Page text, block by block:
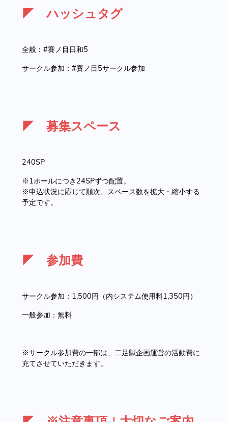
◤ ハッシュタグ
全般：#賽ノ目日和5
サークル参加：#賽ノ目5サークル参加
◤ 募集スペース
240SP
※1ホールにつき24SPずつ配置。
※申込状況に応じて順次、スペース数を拡大・縮小する
予定です。
◤ 参加費
サークル参加：1,500円（内システム使用料1,350円）
一般参加：無料
※サークル参加費の一部は、二足獣企画運営の活動費に
充てさせていただきます。